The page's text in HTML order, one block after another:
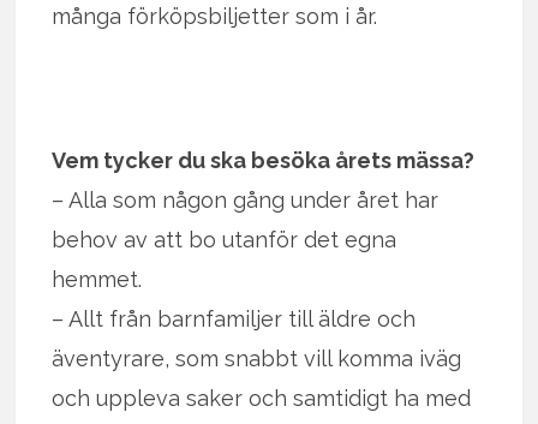
många förköpsbiljetter som i år.
Vem tycker du ska besöka årets mässa?
– Alla som någon gång under året har
behov av att bo utanför det egna
hemmet.
– Allt från barnfamiljer till äldre och
äventyrare, som snabbt vill komma iväg
och uppleva saker och samtidigt ha med